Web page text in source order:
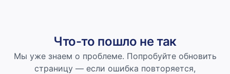
Что-то пошло не так
Мы уже знаем о проблеме. Попробуйте обновить
страницу — если ошибка повторяется,